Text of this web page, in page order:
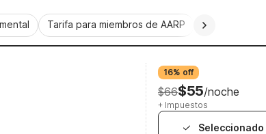
Tarifa para miembros de AARP
16% off
$66$55/noche
+ Impuestos
Seleccionado